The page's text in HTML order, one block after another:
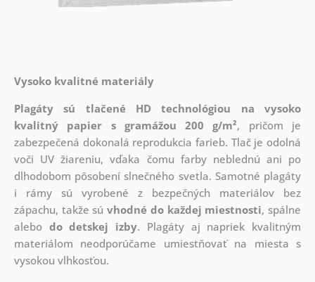
Vysoko kvalitné materiály
Plagáty sú tlačené HD technológiou na vysoko
kvalitný papier s gramážou 200 g/m², pričom je
zabezpečená dokonalá reprodukcia farieb. Tlač je odolná
voči UV žiareniu, vďaka čomu farby neblednú ani po
dlhodobom pôsobení slnečného svetla. Samotné plagáty
i rámy sú vyrobené z bezpečných materiálov bez
zápachu, takže súvhodné do každej miestnosti, spálne
alebo do detskej izby. Plagáty aj napriek kvalitným
materiálom neodporúčame umiestňovať na miesta s
vysokou vlhkosťou.